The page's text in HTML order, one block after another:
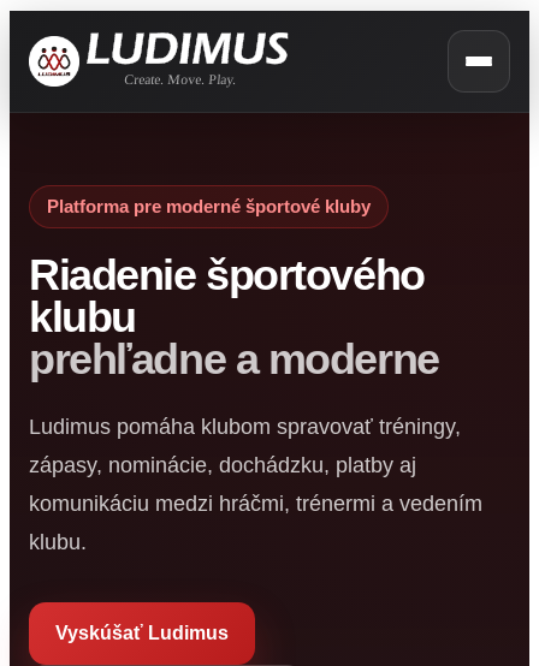
Platforma pre moderné športové kluby
Riadenie športového
klubu
prehľadne a moderne
Ludimus pomáha klubom spravovať tréningy,
zápasy, nominácie, dochádzku, platby aj
komunikáciu medzi hráčmi, trénermi a vedením
klubu.
Vyskúšať Ludimus